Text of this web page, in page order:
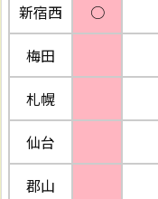
新宿西
○
梅田
札幌
仙台
郡山